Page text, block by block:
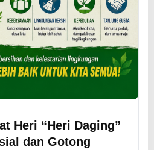
Heri “Heri Daging”
dan Gotong